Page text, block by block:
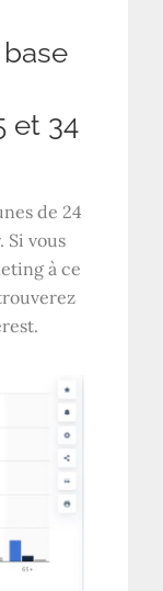
et 34
de 24
Si vous
à ce